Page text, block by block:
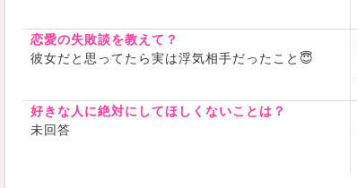
恋愛の失敗談を教えて？
彼女だと思ってたら実は浮気相手だったこと😇
好きな人に絶対にしてほしくないことは？
未回答